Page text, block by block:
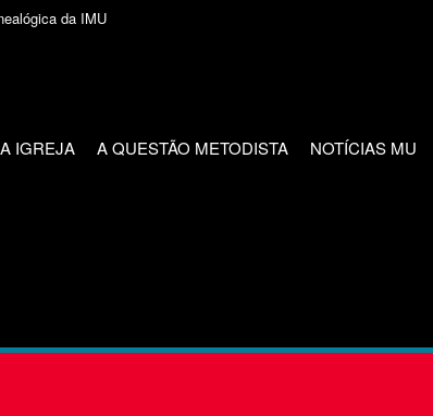
da IMU
IGREJA A QUESTÃO METODISTA NOTÍCIAS MU